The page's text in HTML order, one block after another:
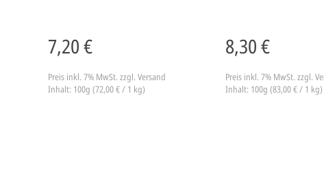
7,20 €
Preis inkl. 7% MwSt. zzgl. Versand
Inhalt: 100g (72,00 € / 1 kg)
8,30 €
Preis inkl. 7% MwSt. zzgl.
Inhalt: 100g (83,00 € / 1 kg)